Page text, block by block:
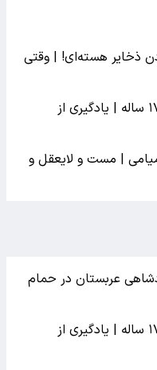
ذخایر هسته‌ای! | وقتی
رسوایی جنسی معلم زن با شاگرد ۱۷ ساله | یادگیری از
| مست و لایعقل و
عربستان در حمام
رسوایی جنسی معلم زن با شاگرد ۱۷ ساله | یادگیری از